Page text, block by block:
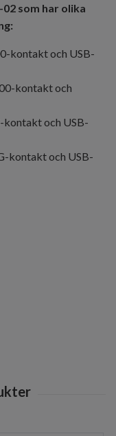
som har olika
kontakt och USB-
kontakt och
kontakt och USB-
kontakt och USB-